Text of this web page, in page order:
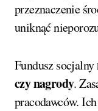
przeznaczenie
uniknąć
Fundusz socjalny
czy nagrody.
pracodawców.